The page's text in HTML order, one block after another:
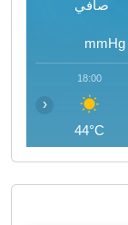
صافي
mmHg
18:00
44°C
‹